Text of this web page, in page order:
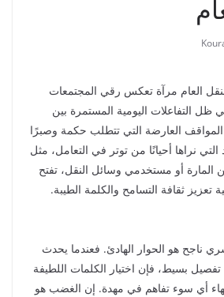
العام مرآة تعكس رقي المجتمعات
ظل التفاعلات اليومية المستمرة بين
العارضة التي تتطلب حكمة وصبرًا
نراها أحيانًا من توتر في التعامل، مثل
المارة أو مستخدمي وسائل النقل، تفتح
تعزيز ثقافة التسامح والكلمة الطيبة.
ناجح هو الحوار الهادئ. فعندما يحدث
بسيط، فإن اختيار الكلمات اللطيفة
أي سوء تفاهم في مهدة. إن الغضب هو